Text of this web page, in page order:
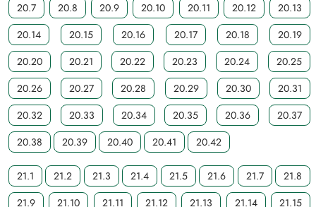
20.7
20.8 20.9 20.10 20.11 20.12
20.13
20.14
20.15 20.16 20.17 20.18
20.19
20.20
20.21 20.22 20.23 20.24
20.25
20.26
20.27 20.28 20.29 20.30
20.31
20.32
20.33 20.34 20.35 20.36
20.37
20.38
20.39 20.40 20.41 20.42
21.1 21.2 21.3 21.4 21.5 21.6 21.7
21.8
21.9
21.10 21.11 21.12 21.13 21.14
21.15